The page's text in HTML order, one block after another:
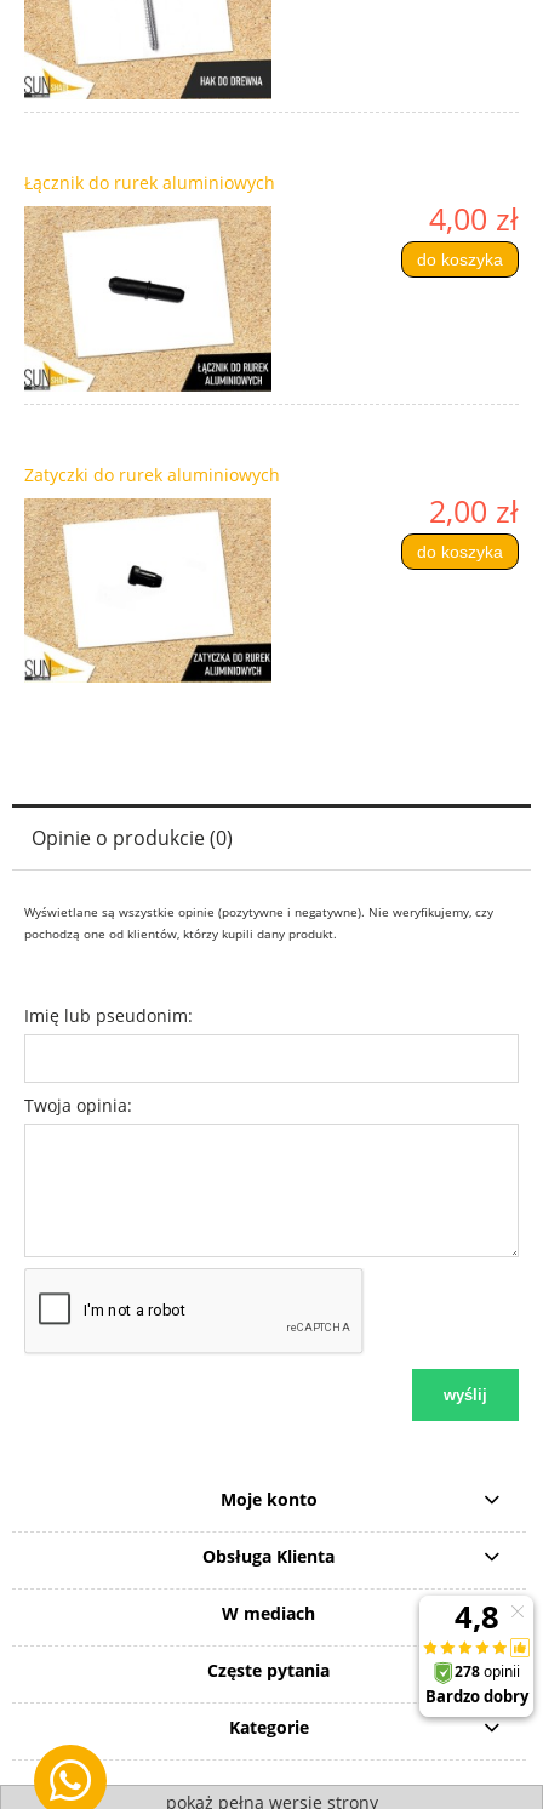
Łącznik do rurek aluminiowych
4,00 zł
do koszyka
Zatyczki do rurek aluminiowych
2,00 zł
do koszyka
Opinie o produkcie (0)
Wyświetlane są wszystkie opinie (pozytywne i negatywne). Nie weryfikujemy, czy
pochodzą one od klientów, którzy kupili dany produkt.
Imię lub pseudonim:
Twoja opinia:
wyślij
Moje konto
Obsługa Klienta
W mediach
Częste pytania
Kategorie
pokaż pełną wersję strony